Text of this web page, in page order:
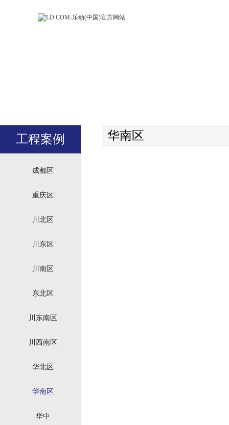
工程案例
成都区
重庆区
川北区
川东区
川南区
东北区
川东南区
川西南区
华北区
华南区
华中
华南区